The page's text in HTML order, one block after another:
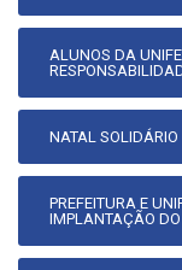
ALUNOS DA
NATAL
PREFEITURA E
IMPLANTAÇÃO